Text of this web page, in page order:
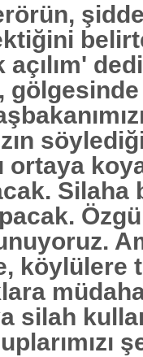
ortaya
Silaha
köylülere
silah